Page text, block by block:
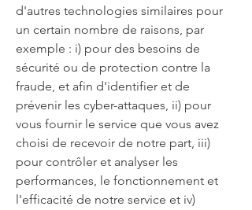
d'autres technologies similaires pour
un certain nombre de raisons, par
exemple : i) pour des besoins de
sécurité ou de protection contre la
fraude, et afin d'identifier et de
prévenir les cyber-attaques, ii) pour
vous fournir le service que vous avez
choisi de recevoir de notre part, iii)
pour contrôler et analyser les
performances, le fonctionnement et
l'efficacité de notre service et iv)